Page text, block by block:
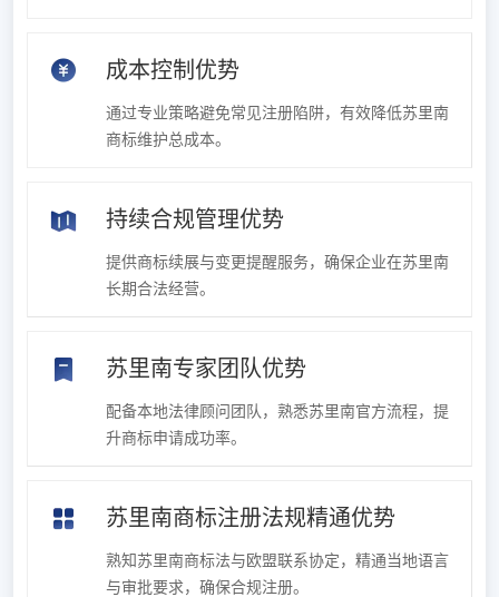
成本控制优势
通过专业策略避免常见注册陷阱，有效降低苏里南
商标维护总成本。
持续合规管理优势
提供商标续展与变更提醒服务，确保企业在苏里南
长期合法经营。
苏里南专家团队优势
配备本地法律顾问团队，熟悉苏里南官方流程，提
升商标申请成功率。
苏里南商标注册法规精通优势
熟知苏里南商标法与欧盟联系协定，精通当地语言
与审批要求，确保合规注册。